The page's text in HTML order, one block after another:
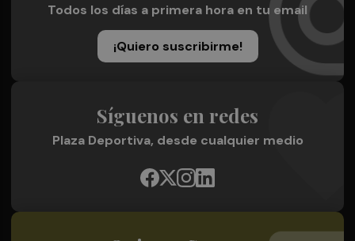
Todos los días a primera hora en tu email
¡Quiero suscribirme!
Síguenos en redes
Plaza Deportiva, desde cualquier medio